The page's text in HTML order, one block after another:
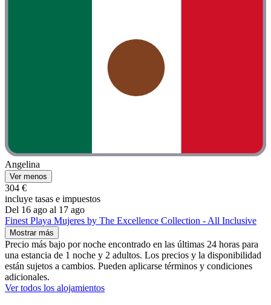
Angelina
Ver menos
304 €
incluye tasas e impuestos
Del 16 ago al 17 ago
Finest Playa Mujeres by The Excellence Collection - All Inclusive
Mostrar más
Precio más bajo por noche encontrado en las últimas 24 horas para
una estancia de 1 noche y 2 adultos. Los precios y la disponibilidad
están sujetos a cambios. Pueden aplicarse términos y condiciones
adicionales.
Ver todos los alojamientos